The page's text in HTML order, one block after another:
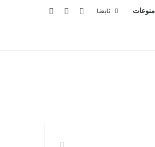
منوعات تابعنا تسجيل الدخول
إضافة عمود